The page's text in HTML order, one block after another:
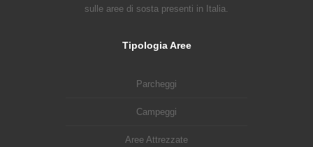
sulle aree di sosta presenti in Italia.
Tipologia Aree
Parcheggi
Campeggi
Aree Attrezzate